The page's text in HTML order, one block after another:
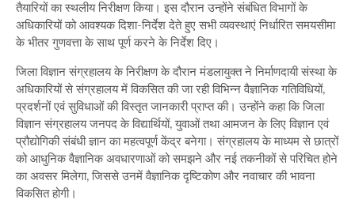
तैयारियों का स्थलीय निरीक्षण किया। इस दौरान उन्होंने संबंधित विभागों के
अधिकारियों को आवश्यक दिशा-निर्देश देते हुए सभी व्यवस्थाएं निर्धारित समयसीमा
के भीतर गुणवत्ता के साथ पूर्ण करने के निर्देश दिए।
जिला विज्ञान संग्रहालय के निरीक्षण के दौरान मंडलायुक्त ने निर्माणदायी संस्था के
अधिकारियों से संग्रहालय में विकसित की जा रही विभिन्न वैज्ञानिक गतिविधियों,
प्रदर्शनों एवं सुविधाओं की विस्तृत जानकारी प्राप्त की। उन्होंने कहा कि जिला
विज्ञान संग्रहालय जनपद के विद्यार्थियों, युवाओं तथा आमजन के लिए विज्ञान एवं
प्रौद्योगिकी संबंधी ज्ञान का महत्वपूर्ण केंद्र बनेगा। संग्रहालय के माध्यम से छात्रों
को आधुनिक वैज्ञानिक अवधारणाओं को समझने और नई तकनीकों से परिचित होने
का अवसर मिलेगा, जिससे उनमें वैज्ञानिक दृष्टिकोण और नवाचार की भावना
विकसित होगी।